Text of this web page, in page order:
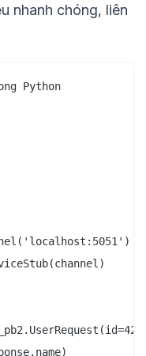
nhanh chóng, liên
Python